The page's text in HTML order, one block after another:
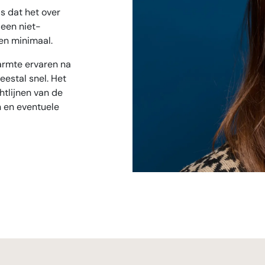
dat het over
niet-
minimaal.
ervaren na
snel. Het
van de
eventuele